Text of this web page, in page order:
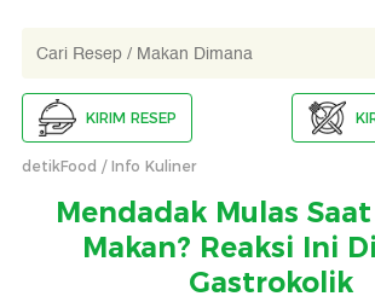
KIRIM RESEP
detikFood Info Kuliner
Mendadak Mulas
Makan? Reaksi Ini
Gastrokolik